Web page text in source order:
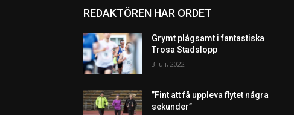
REDAKTÖREN HAR ORDET
Grymt plågsamt i fantastiska
Trosa Stadslopp
3 juli, 2022
”Fint att få uppleva flytet några
sekunder”